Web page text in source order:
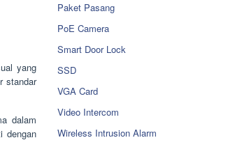
yang
standar
dalam
dengan
Paket Pasang
PoE Camera
Smart Door Lock
SSD
VGA Card
Video Intercom
Wireless Intrusion Alarm